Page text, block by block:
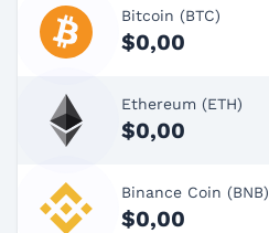
Bitcoin (BTC)
$0,00
Ethereum (ETH)
$0,00
Binance Coin (BNB)
$0,00